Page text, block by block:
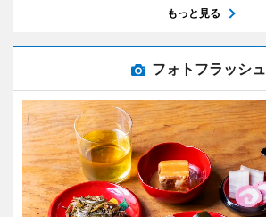
もっと見る
フォトフラッシュ